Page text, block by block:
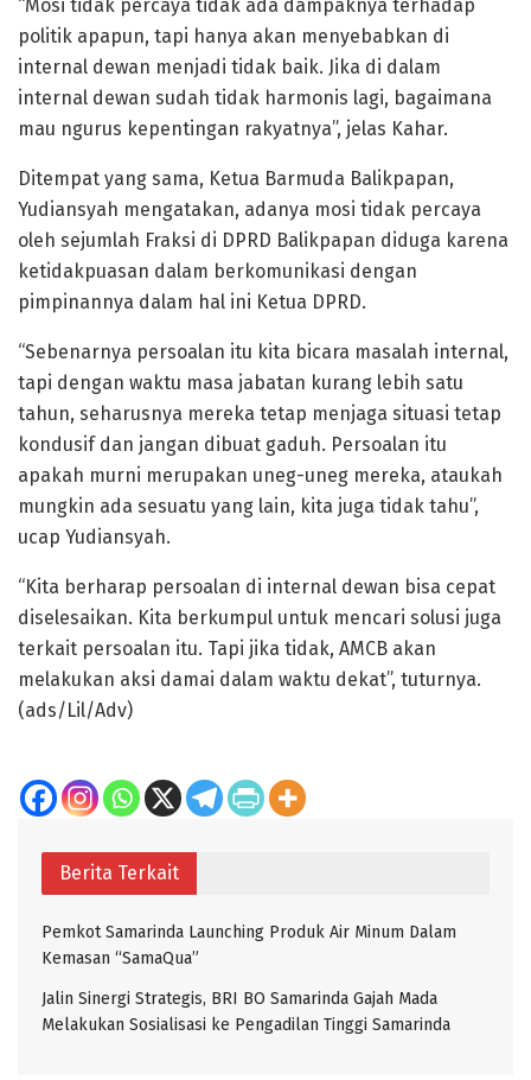
“Mosi tidak percaya tidak ada dampaknya terhadap
politik apapun, tapi hanya akan menyebabkan di
internal dewan menjadi tidak baik. Jika di dalam
internal dewan sudah tidak harmonis lagi, bagaimana
mau ngurus kepentingan rakyatnya”, jelas Kahar.
Ditempat yang sama, Ketua Barmuda Balikpapan,
Yudiansyah mengatakan, adanya mosi tidak percaya
oleh sejumlah Fraksi di DPRD Balikpapan diduga karena
ketidakpuasan dalam berkomunikasi dengan
pimpinannya dalam hal ini Ketua DPRD.
“Sebenarnya persoalan itu kita bicara masalah internal,
tapi dengan waktu masa jabatan kurang lebih satu
tahun, seharusnya mereka tetap menjaga situasi tetap
kondusif dan jangan dibuat gaduh. Persoalan itu
apakah murni merupakan uneg-uneg mereka, ataukah
mungkin ada sesuatu yang lain, kita juga tidak tahu”,
ucap Yudiansyah.
“Kita berharap persoalan di internal dewan bisa cepat
diselesaikan. Kita berkumpul untuk mencari solusi juga
terkait persoalan itu. Tapi jika tidak, AMCB akan
melakukan aksi damai dalam waktu dekat”, tuturnya.
(ads/Lil/Adv)
Berita Terkait
Pemkot Samarinda Launching Produk Air Minum Dalam
Kemasan “SamaQua”
Jalin Sinergi Strategis, BRI BO Samarinda Gajah Mada
Melakukan Sosialisasi ke Pengadilan Tinggi Samarinda